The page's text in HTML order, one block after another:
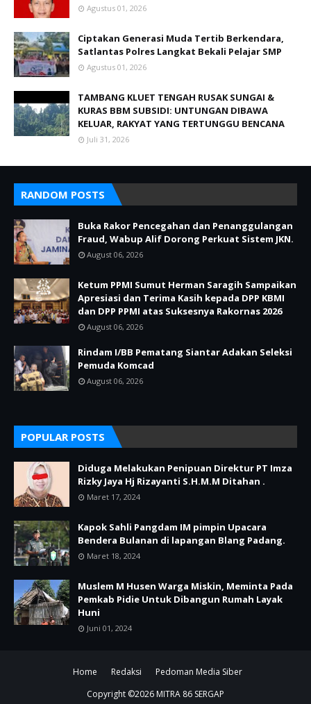
Agustus 01, 2026
Ciptakan Generasi Muda Tertib Berkendara,
Satlantas Polres Langkat Bekali Pelajar SMP
Agustus 01, 2026
TAMBANG KLUET TENGAH RUSAK SUNGAI &
KURAS BBM SUBSIDI: UNTUNGAN DIBAWA
KELUAR, RAKYAT YANG TERTUNGGU BENCANA
Juli 31, 2026
RANDOM POSTS
Buka Rakor Pencegahan dan Penanggulangan
Fraud, Wabup Alif Dorong Perkuat Sistem JKN.
August 06, 2026
Ketum PPMI Sumut Herman Saragih Sampaikan
Apresiasi dan Terima Kasih kepada DPP KBMI
dan DPP PPMI atas Suksesnya Rakornas 2026
August 06, 2026
Rindam I/BB Pematang Siantar Adakan Seleksi
Pemuda Komcad
August 06, 2026
POPULAR POSTS
Diduga Melakukan Penipuan Direktur PT Imza
Rizky Jaya Hj Rizayanti S.H.M.M Ditahan .
Maret 17, 2024
Kapok Sahli Pangdam IM pimpin Upacara
Bendera Bulanan di lapangan Blang Padang.
Maret 18, 2024
Muslem M Husen Warga Miskin, Meminta Pada
Pemkab Pidie Untuk Dibangun Rumah Layak
Huni
Juni 01, 2024
Home Redaksi
Pedoman Media Siber
Copyright ©2026 MITRA 86 SERGAP